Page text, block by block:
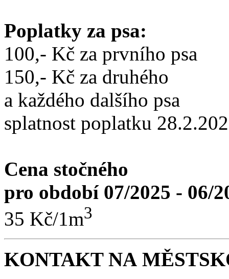
Poplatky za psa:
100,- Kč za prvního psa
150,- Kč za druhého
a každého dalšího psa
splatnost poplatku
Cena stočného
pro období 07/2025 - 06/
35 Kč/1m3
KONTAKT NA